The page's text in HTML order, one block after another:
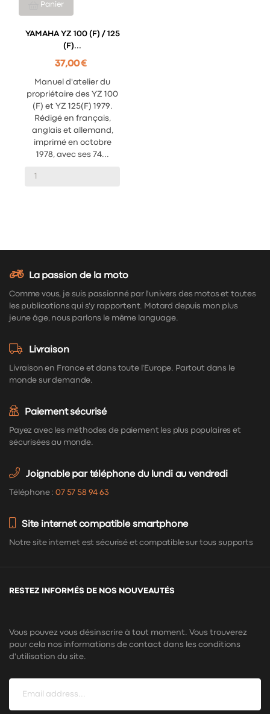
Panier
YAMAHA YZ 100 (F) / 125
(F)...
37,00 €
Manuel d'atelier du
propriétaire des YZ 100
(F) et YZ 125(F) 1979.
Rédigé en français,
anglais et allemand,
imprimé en octobre
1978, avec ses 74...
La passion de la moto
Comme vous, je suis passionné par l'univers des motos et toutes
les publications qui s'y rapportent. Motard depuis mon plus
jeune âge, nous parlons le même language.
Livraison
Livraison en France et dans toute l'Europe. Partout dans le
monde sur demande.
Paiement sécurisé
Payez avec les méthodes de paiement les plus populaires et
sécurisées au monde.
Joignable par téléphone du lundi au vendredi
Téléphone :07 57 58 94 63
Site internet compatible smartphone
Notre site internet est sécurisé et compatible sur tous supports
RESTEZ INFORMÉS DE NOS NOUVEAUTÉS
Vous pouvez vous désinscrire à tout moment. Vous trouverez
pour cela nos informations de contact dans les conditions
d'utilisation du site.